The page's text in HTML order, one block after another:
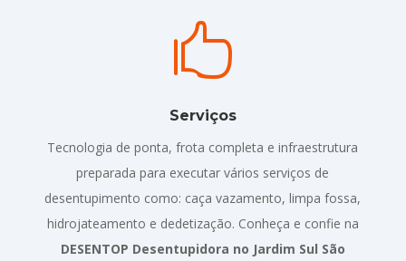

Serviços
Tecnologia de ponta, frota completa e infraestrutura
preparada para executar vários serviços de
desentupimento como: caça vazamento, limpa fossa,
hidrojateamento e dedetização. Conheça e confie na
DESENTOP Desentupidora no Jardim Sul São